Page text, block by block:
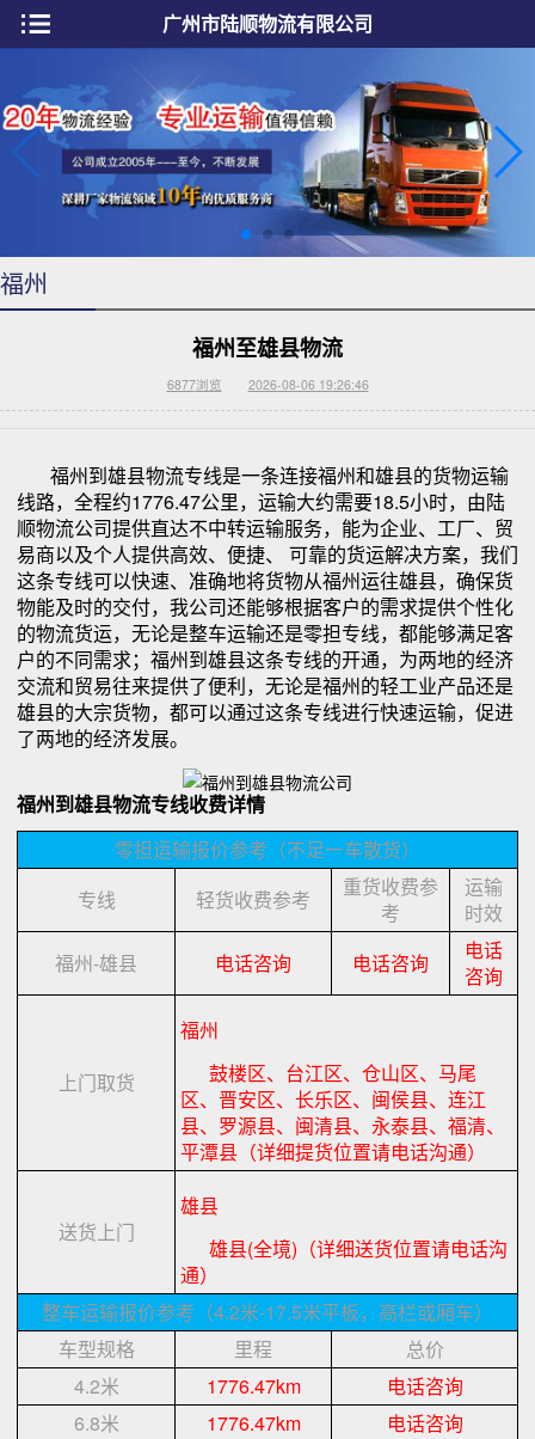
广州市陆顺物流有限公司
福州
福州至雄县物流
6877浏览 2026-08-06 19:26:46
福州到雄县物流专线是一条连接福州和雄县的货物运输
线路，全程约1776.47公里，运输大约需要18.5小时，由陆
顺物流公司提供直达不中转运输服务，能为企业、工厂、贸
易商以及个人提供高效、便捷、 可靠的货运解决方案，我们
这条专线可以快速、准确地将货物从福州运往雄县，确保货
物能及时的交付，我公司还能够根据客户的需求提供个性化
的物流货运，无论是整车运输还是零担专线，都能够满足客
户的不同需求；福州到雄县这条专线的开通，为两地的经济
交流和贸易往来提供了便利，无论是福州的轻工业产品还是
雄县的大宗货物，都可以通过这条专线进行快速运输，促进
了两地的经济发展。
福州到雄县物流专线收费详情
零担运输报价参考（不足一车散货）
专线
轻货收费参考
重货收费参
考
运输
时效
福州-雄县
电话咨询 电话咨询
电话
咨询
上门取货
福州
鼓楼区、台江区、仓山区、马尾
区、晋安区、长乐区、闽侯县、连江
县、罗源县、闽清县、永泰县、福清、
平潭县（详细提货位置请电话沟通）
送货上门
雄县
雄县(全境)（详细送货位置请电话沟
通）
整车运输报价参考（4.2米-17.5米平板，高栏或厢车）
车型规格
里程
总价
4.2米
1776.47km
电话咨询
6.8米
1776.47km
电话咨询